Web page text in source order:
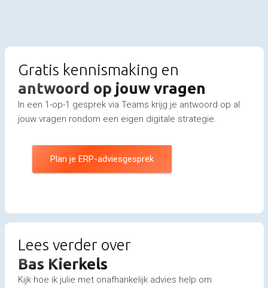
Gratis kennismaking en
antwoord op jouw vragen
In een 1-op-1 gesprek via Teams krijg je antwoord op al
jouw vragen rondom een eigen digitale strategie.
Plan je ERP-adviesgesprek
Lees verder over
Bas Kierkels
Kijk hoe ik julie met onafhankelijk advies help om